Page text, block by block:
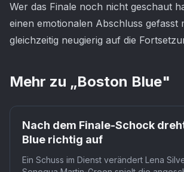
Wer das Finale noch nicht geschaut
einen emotionalen Abschluss gefasst
gleichzeitig neugierig auf die
Mehr zu „Boston Blue"
Nach dem Finale-Schock
Blue richtig auf
Ein Schuss im Dienst verändert Lena